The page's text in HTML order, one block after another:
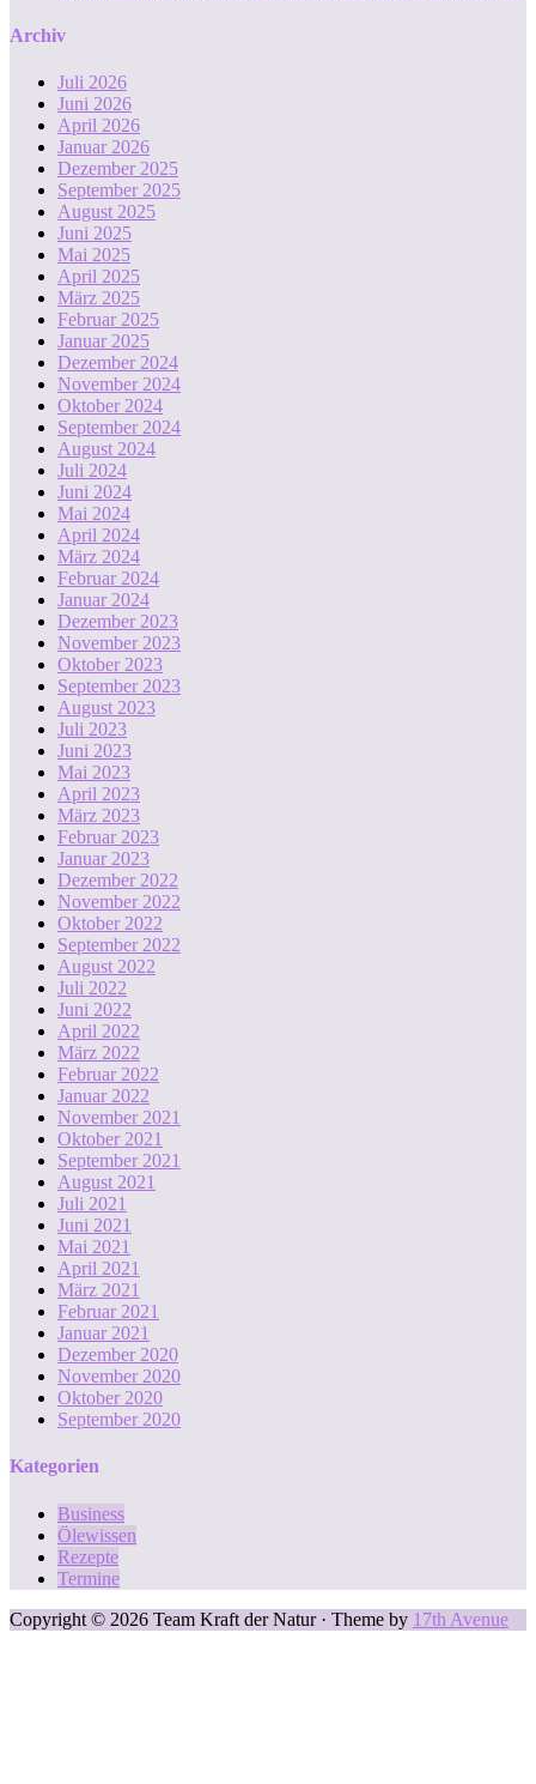
Archiv
Juli 2026
Juni 2026
April 2026
Januar 2026
Dezember 2025
September 2025
August 2025
Juni 2025
Mai 2025
April 2025
März 2025
Februar 2025
Januar 2025
Dezember 2024
November 2024
Oktober 2024
September 2024
August 2024
Juli 2024
Juni 2024
Mai 2024
April 2024
März 2024
Februar 2024
Januar 2024
Dezember 2023
November 2023
Oktober 2023
September 2023
August 2023
Juli 2023
Juni 2023
Mai 2023
April 2023
März 2023
Februar 2023
Januar 2023
Dezember 2022
November 2022
Oktober 2022
September 2022
August 2022
Juli 2022
Juni 2022
April 2022
März 2022
Februar 2022
Januar 2022
November 2021
Oktober 2021
September 2021
August 2021
Juli 2021
Juni 2021
Mai 2021
April 2021
März 2021
Februar 2021
Januar 2021
Dezember 2020
November 2020
Oktober 2020
September 2020
Kategorien
Business
Ölewissen
Rezepte
Termine
Copyright © 2026 Team Kraft der Natur · Theme by 17th Avenue